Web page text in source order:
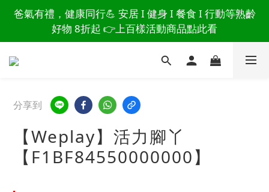
讀懂爸爸總說「不用買」的堅強 👉 3大生活貼心巧
思，找回他的生活主導權
爸氣有禮，健康同行💪 安居 I 健身 I 餐食 I 行動等熟齡
好物 8折起 👉上百樣活動商品點此看
讀懂爸爸總說「不用買」的堅強 👉 3大生活貼心巧
思，找回他的生活主導權
分享到
【Weplay】活力腳丫
【F1BF84550000000】